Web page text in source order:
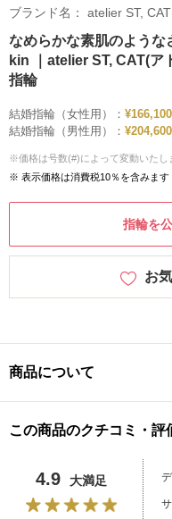
ブランド名： atelier ST,
なめらかな素肌のような
kin ｜atelier ST, CAT(ア
指輪
結婚指輪（女性用）：
結婚指輪（男性用）：
※価格は号数(#)によって変動いたし
※ 表示価格は消費税10％を含みます
指輪を
お
商品について
この商品のクチコミ・評
4.9 大満足